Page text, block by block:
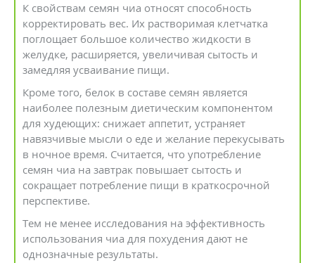
К свойствам семян чиа относят способность
корректировать вес. Их растворимая клетчатка
поглощает большое количество жидкости в
желудке, расширяется, увеличивая сытость и
замедляя усваивание пищи.
Кроме того, белок в составе семян является
наиболее полезным диетическим компонентом
для худеющих: снижает аппетит, устраняет
навязчивые мысли о еде и желание перекусывать
в ночное время. Считается, что употребление
семян чиа на завтрак повышает сытость и
сокращает потребление пищи в краткосрочной
перспективе.
Тем не менее исследования на эффективность
использования чиа для похудения дают не
однозначные результаты.